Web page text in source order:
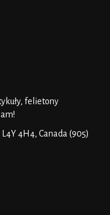
felietony
4H4, Canada (905)